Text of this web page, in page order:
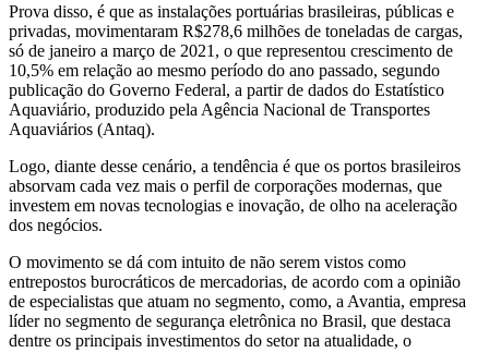
Prova disso, é que as instalações portuárias brasileiras, públicas e
privadas, movimentaram R$278,6 milhões de toneladas de cargas,
só de janeiro a março de 2021, o que representou crescimento de
10,5% em relação ao mesmo período do ano passado, segundo
publicação do Governo Federal, a partir de dados do Estatístico
Aquaviário, produzido pela Agência Nacional de Transportes
Aquaviários (Antaq).
Logo, diante desse cenário, a tendência é que os portos brasileiros
absorvam cada vez mais o perfil de corporações modernas, que
investem em novas tecnologias e inovação, de olho na aceleração
dos negócios.
O movimento se dá com intuito de não serem vistos como
entrepostos burocráticos de mercadorias, de acordo com a opinião
de especialistas que atuam no segmento, como, a Avantia, empresa
líder no segmento de segurança eletrônica no Brasil, que destaca
dentre os principais investimentos do setor na atualidade, o